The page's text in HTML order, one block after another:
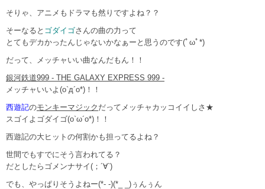
そりゃ、アニメもドラマも然りですよね？？
そーなると ゴダイゴさんの曲の力って
とてもデカかったんじゃないかなぁーと思うのです(ﾟωﾟ*)
だって、メッチャいい曲なんだもん！！
銀河鉄道999 - THE GALAXY EXPRESS 999 -
メッチャいいよ(o`д´o*)！！
西遊記のモンキーマジック だってメッチャカッコイイしさ★
スゴイよゴダイゴ(o`ω´o*)！！
西遊記の大ヒットの何割かも担ってるよね？
世間でもすでにそう言われてる？
だとしたらゴメンナサイ(；´∀`)
でも、やっぱりそうよねー(*- -)(*_ _)ぅんぅん